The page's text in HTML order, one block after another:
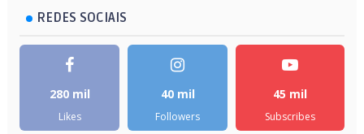
REDES SOCIAIS
280 mil
Likes
40 mil
Followers
45 mil
Subscribes